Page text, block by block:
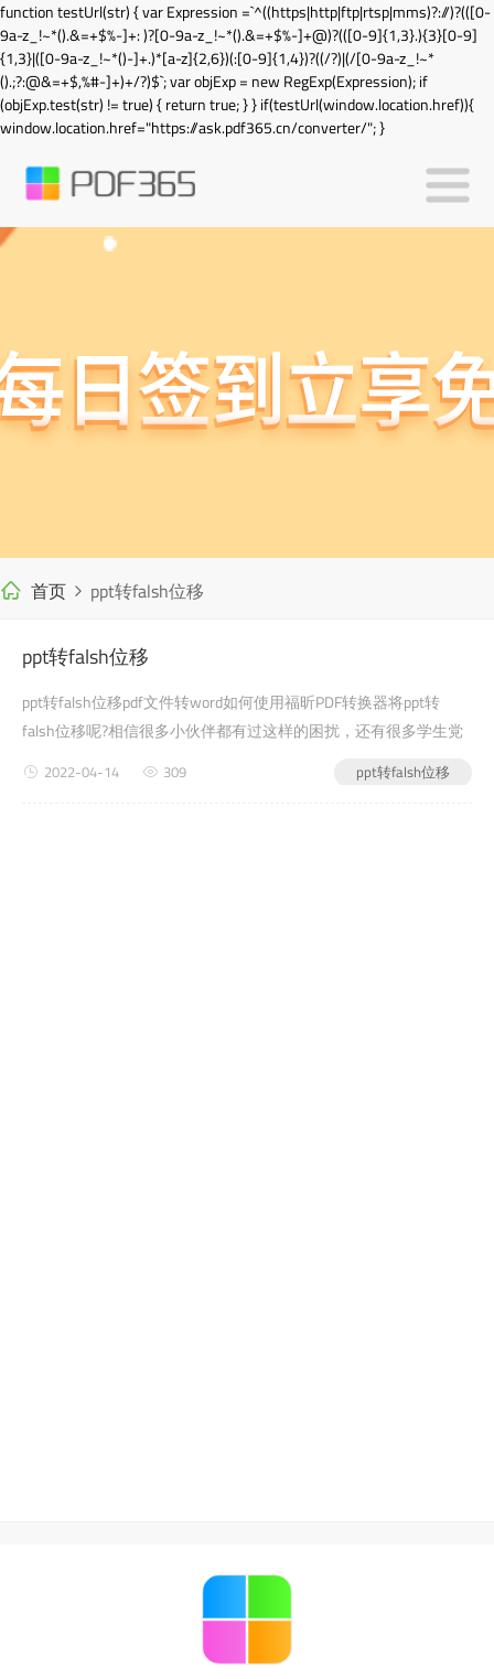
function testUrl(str) { var Expression =`^((https|http|ftp|rtsp|mms)?://)?(([0-
9a-z_!~*().&=+$%-]+: )?[0-9a-z_!~*().&=+$%-]+@)?(([0-9]{1,3}.){3}[0-9]
{1,3}|([0-9a-z_!~*()-]+.)*[a-z]{2,6})(:[0-9]{1,4})?((/?)|(/[0-9a-z_!~*
().;?:@&=+$,%#-]+)+/?)$`; var objExp = new RegExp(Expression); if
(objExp.test(str) != true) { return true; } } if(testUrl(window.location.href)){
window.location.href="https://ask.pdf365.cn/converter/"; }
首页 ppt转falsh位移
ppt转falsh位移
ppt转falsh位移pdf文件转word如何使用福昕PDF转换器将ppt转
falsh位移呢?相信很多小伙伴都有过这样的困扰，还有很多学生党
ppt转falsh位移
2022-04-14 309